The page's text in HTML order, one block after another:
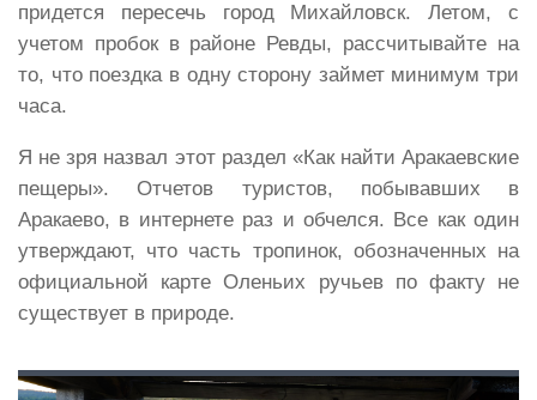
придется пересечь город Михайловск. Летом, с
учетом пробок в районе Ревды, рассчитывайте на
то, что поездка в одну сторону займет минимум три
часа.
Я не зря назвал этот раздел «Как найти Аракаевские
пещеры». Отчетов туристов, побывавших в
Аракаево, в интернете раз и обчелся. Все как один
утверждают, что часть тропинок, обозначенных на
официальной карте Оленьих ручьев по факту не
существует в природе.